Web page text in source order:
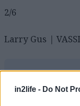
in2life - Do Not
2/6
Larry Gus |
Playground